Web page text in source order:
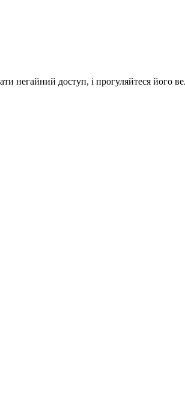
негайний доступ, і прогуляйтеся його